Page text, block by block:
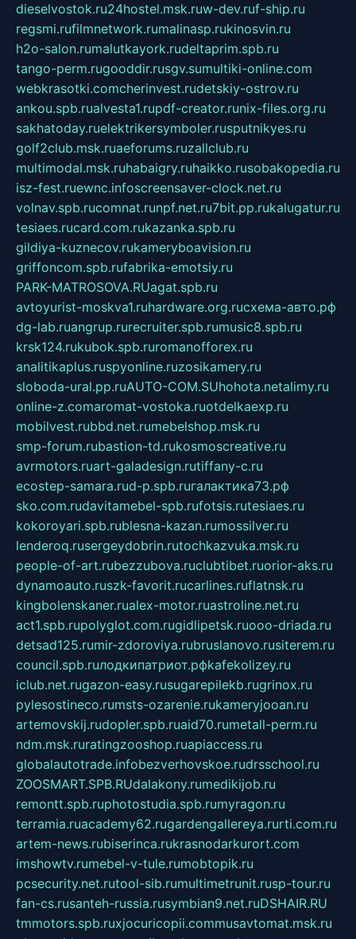
dieselvostok.ru24hostel.msk.ruw-dev.ruf-ship.ru
regsmi.rufilmnetwork.rumalinasp.rukinosvin.ru
h2o-salon.rumalutkayork.rudeltaprim.spb.ru
tango-perm.rugooddir.rusgv.sumultiki-online.com
webkrasotki.comcherinvest.rudetskiy-ostrov.ru
ankou.spb.rualvesta1.rupdf-creator.runix-files.org.ru
sakhatoday.ruelektrikersymboler.rusputnikyes.ru
golf2club.msk.ruaeforums.ruzallclub.ru
multimodal.msk.ruhabaigry.ruhaikko.rusobakopedia.ru
isz-fest.ruewnc.infoscreensaver-clock.net.ru
volnav.spb.rucomnat.runpf.net.ru7bit.pp.rukalugatur.ru
tesiaes.rucard.com.rukazanka.spb.ru
gildiya-kuznecov.rukameryboavision.ru
griffoncom.spb.rufabrika-emotsiy.ru
PARK-MATROSOVA.RUagat.spb.ru
avtoyurist-moskva1.ruhardware.org.ruсхема-авто.рф
dg-lab.ruangrup.rurecruiter.spb.rumusic8.spb.ru
krsk124.rukubok.spb.ruromanofforex.ru
analitikaplus.ruspyonline.ruzosikamery.ru
sloboda-ural.pp.ruAUTO-COM.SUhohota.netalimy.ru
online-z.comaromat-vostoka.ruotdelkaexp.ru
mobilvest.rubbd.net.rumebelshop.msk.ru
smp-forum.rubastion-td.rukosmoscreative.ru
avrmotors.ruart-galadesign.rutiffany-c.ru
ecostep-samara.rud-p.spb.ruгалактика73.рф
sko.com.rudavitamebel-spb.rufotsis.rutesiaes.ru
kokoroyari.spb.rublesna-kazan.rumossilver.ru
lenderoq.rusergeydobrin.rutochkazvuka.msk.ru
people-of-art.rubezzubova.ruclubtibet.ruorior-aks.ru
dynamoauto.ruszk-favorit.rucarlines.ruflatnsk.ru
kingbolenskaner.rualex-motor.ruastroline.net.ru
act1.spb.rupolyglot.com.rugidlipetsk.ruooo-driada.ru
detsad125.rumir-zdoroviya.rubruslanovo.rusiterem.ru
council.spb.ruлодкипатриот.рфkafekolizey.ru
iclub.net.rugazon-easy.rusugarepilekb.rugrinox.ru
pylesostineco.rumsts-ozarenie.rukameryjooan.ru
artemovskij.rudopler.spb.ruaid70.rumetall-perm.ru
ndm.msk.ruratingzooshop.ruapiaccess.ru
globalautotrade.infobezverhovskoe.rudrsschool.ru
ZOOSMART.SPB.RUdalakony.rumedikijob.ru
remontt.spb.ruphotostudia.spb.rumyragon.ru
terramia.ruacademy62.rugardengallereya.rurti.com.ru
artem-news.rubiserinca.rukrasnodarkurort.com
imshowtv.rumebel-v-tule.rumobtopik.ru
pcsecurity.net.rutool-sib.rumultimetrunit.rusp-tour.ru
fan-cs.rusanteh-russia.rusymbian9.net.ruDSHAIR.RU
tmmotors.spb.ruxjocuricopii.commusavtomat.msk.ru